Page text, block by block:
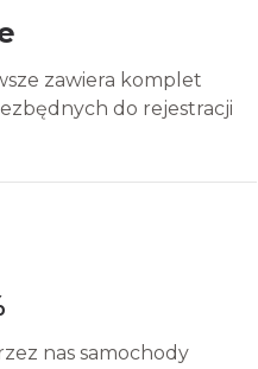
zawiera komplet
do rejestracji
nas samochody